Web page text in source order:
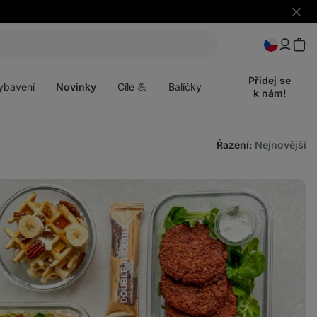
Skrýt
Novinky Cíle 💪 Balíčky
Přidej se
k nám!
Řazení: Nejnovější